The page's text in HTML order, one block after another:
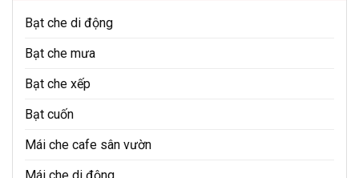
Bạt che di động
Bạt che mưa
Bạt che xếp
Bạt cuốn
Mái che cafe sân vườn